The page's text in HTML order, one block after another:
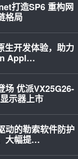
打造SP6 重构网
格局
开发体验，助力
Appl…
场 优派VX25G26-
示器上市
动的勒索软件防护
大幅提…